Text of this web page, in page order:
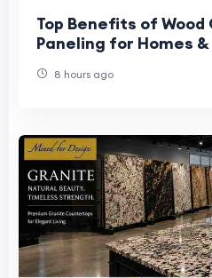
Top Benefits of Wood
Paneling for Homes
8 hours ago